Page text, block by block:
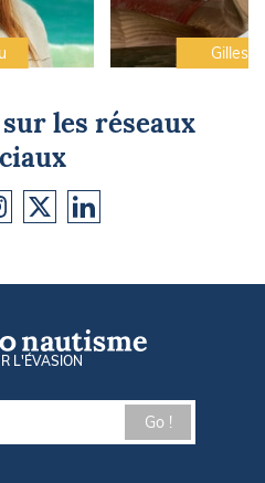
Gilles
les réseaux
L'ÉVASION
Go !